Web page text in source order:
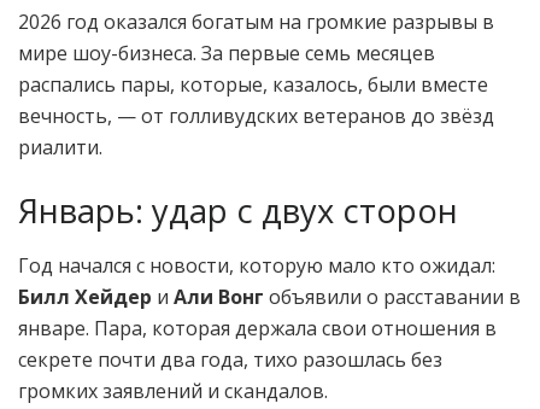
2026 год оказался богатым на громкие разрывы в
мире шоу-бизнеса. За первые семь месяцев
распались пары, которые, казалось, были вместе
вечность, — от голливудских ветеранов до звёзд
риалити.
Январь: удар с двух сторон
Год начался с новости, которую мало кто ожидал:
Билл Хейдер и Али Вонг объявили о расставании в
январе. Пара, которая держала свои отношения в
секрете почти два года, тихо разошлась без
громких заявлений и скандалов.